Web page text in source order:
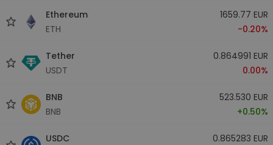
Ethereum
ETH
1659.77 EUR
-0.20%
Tether
USDT
0.864991 EUR
0.00%
BNB
BNB
523.530 EUR
+0.50%
USDC
0.865283 EUR